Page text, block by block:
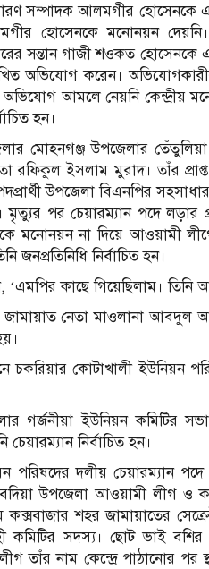
সম্পাদক আলমগীর হোসেনকে
হোসেনকে মনোনয়ন দেয়নি।
সন্তান গাজী শওকত হোসেনকে
অভিযোগ করেন।
অভিযোগ আমলে নেয়নি কেন্দ্রীয়
হন।
মোহনগঞ্জ উপজেলার তেঁতুলিয়া
রফিকুল ইসলাম মুরাদ। তাঁর
উপজেলা বিএনপির
পর চেয়ারম্যান পদে লড়ার
মনোনয়ন না দিয়ে আওয়ামী
জনপ্রতিনিধি নির্বাচিত হন।
‘এমপির কাছে গিয়েছিলাম।
জামায়াত নেতা মাওলানা আবদুল
কোটাখালী ইউনিয়ন
গর্জনীয়া ইউনিয়ন
চেয়ারম্যান নির্বাচিত হন।
পরিষদের দলীয় চেয়ারম্যান
উপজেলা আওয়ামী লীগ ও
শহর জামায়াতের
কমিটির সদস্য। ছোট ভাই
নাম কেন্দ্রে পাঠানোর পর